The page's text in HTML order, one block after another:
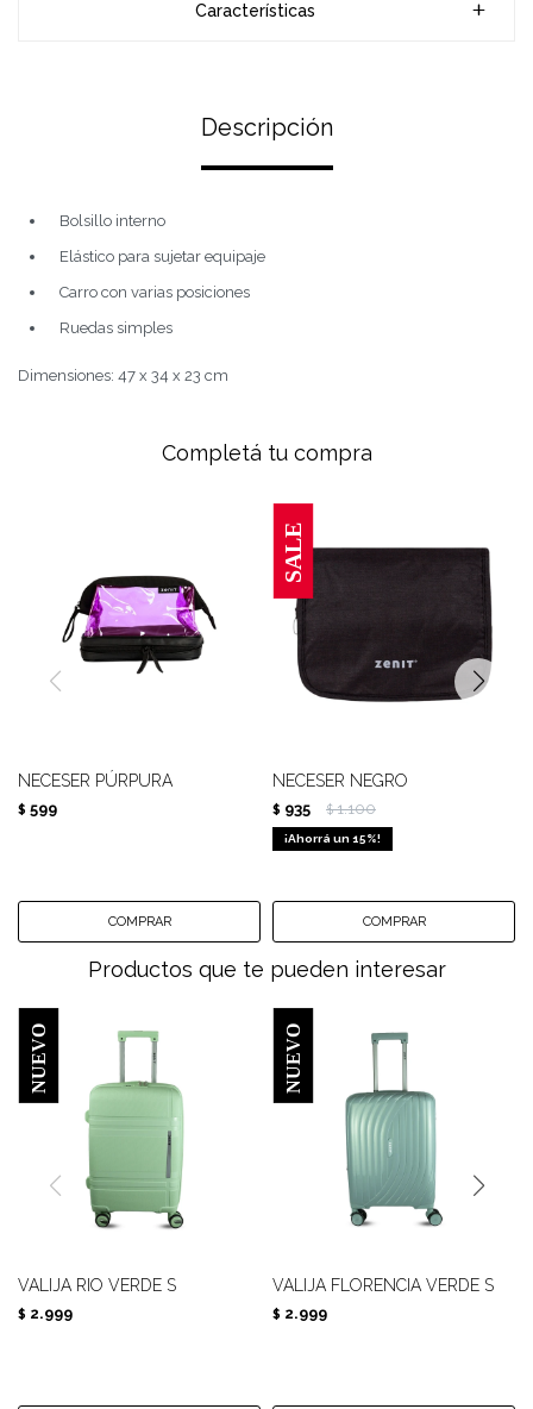
Características
Descripción
Bolsillo interno
Elástico para sujetar equipaje
Carro con varias posiciones
Ruedas simples
Dimensiones: 47 x 34 x 23 cm
Completá tu compra
NECESER PÚRPURA
$ 599
NECESER NEGRO
$ 935 $ 1.100
15
Productos que te pueden interesar
VALIJA RIO VERDE S
$ 2.999
VALIJA FLORENCIA VERDE S
$ 2.999